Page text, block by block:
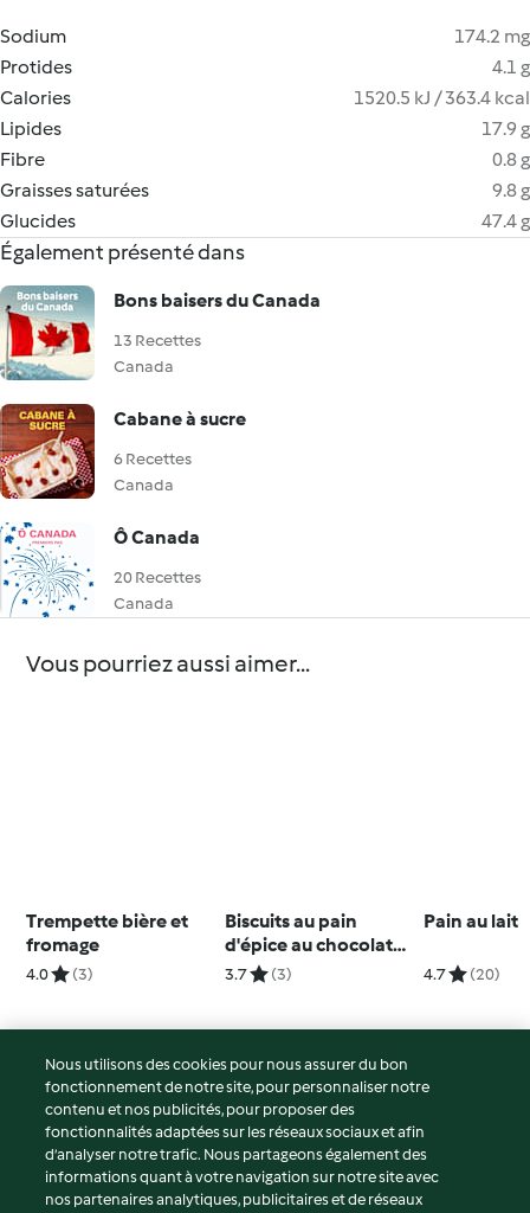
Sodium
174.2 mg
Protides
4.1 g
Calories
1520.5 kJ / 363.4 kcal
Lipides
17.9 g
Fibre
0.8 g
Graisses saturées
9.8 g
Glucides
47.4 g
Également présenté dans
Bons baisers du Canada
13 Recettes
Canada
Cabane à sucre
6 Recettes
Canada
Ô Canada
20 Recettes
Canada
Vous pourriez aussi aimer...
Trempette bière et
fromage
4.0 (3)
Biscuits au pain
d'épice au chocolat
(métrique)
3.7 (3)
Pain au lait
4.7 (20)
© Copyright 2026
Conditions d'utilisation
Politique de confidentialité
Non-responsabilité
Nous utilisons des cookies pour nous assurer du bon
fonctionnement de notre site, pour personnaliser notre
contenu et nos publicités, pour proposer des
fonctionnalités adaptées sur les réseaux sociaux et afin
d’analyser notre trafic. Nous partageons également des
informations quant à votre navigation sur notre site avec
nos partenaires analytiques, publicitaires et de réseaux